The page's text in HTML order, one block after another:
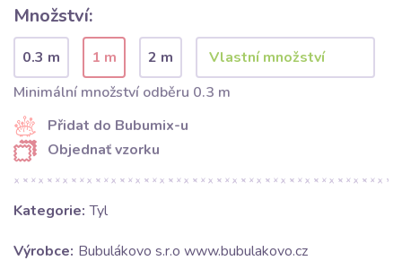
Množství:
0.3 m 1 m
2 m
Minimální množství odběru 0.3 m
Přidat do Bubumix-u
Objednať vzorku
Kategorie: Tyl
Výrobce: Bubulákovo s.r.o www.bubulakovo.cz